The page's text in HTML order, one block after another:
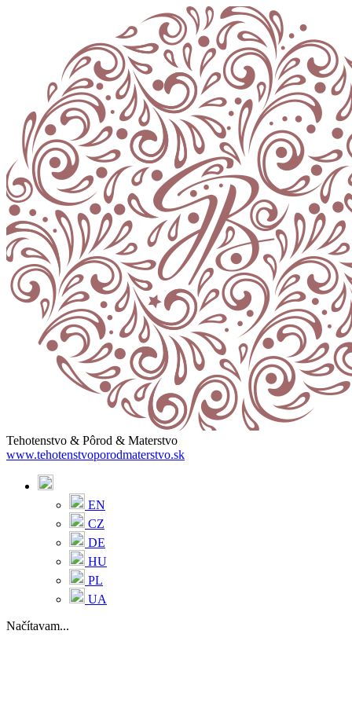
Tehotenstvo & Pôrod & Materstvo
www.tehotenstvoporodmaterstvo.sk
EN
CZ
DE
HU
PL
UA
Načítavam...